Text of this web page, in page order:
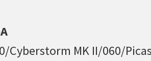
Cyberstorm MK II/060/